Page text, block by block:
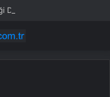
Düzenledi